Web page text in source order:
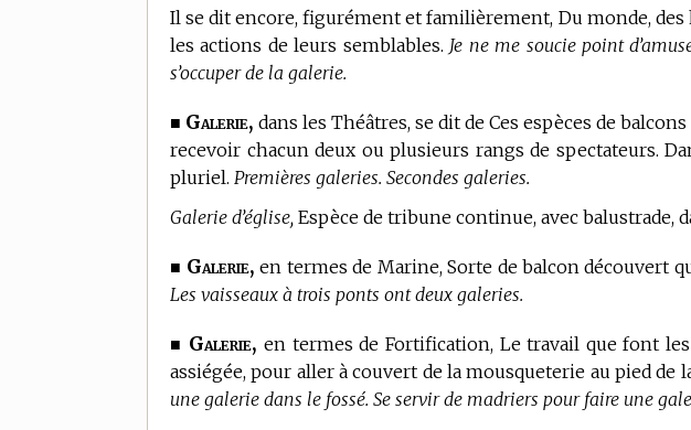
Il se dit encore, figurément et familièrement, Du monde,
les actions de leurs semblables. Je ne me soucie point
s’occuper de la galerie.
■ Galerie, dans les Théâtres, se dit de Ces espèces de
recevoir chacun deux ou plusieurs rangs de spectateurs.
pluriel. Premières galeries. Secondes galeries.
Galerie d’église, Espèce de tribune continue, avec balustrade,
■ Galerie, en termes de Marine, Sorte de balcon découvert
Les vaisseaux à trois ponts ont deux galeries.
■ Galerie, en termes de Fortification, Le travail que font les
assiégée, pour aller à couvert de la mousqueterie au pied de
une galerie dans le fossé. Se servir de madriers pour faire une